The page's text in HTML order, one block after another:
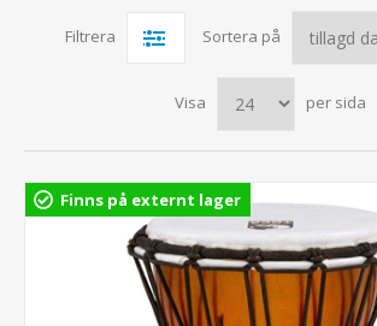
Filtrera Sortera på
Visa per sida
Finns på externt lager